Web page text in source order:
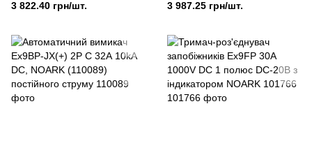
3 822.40 грн/шт. 3 987.25 грн/шт.